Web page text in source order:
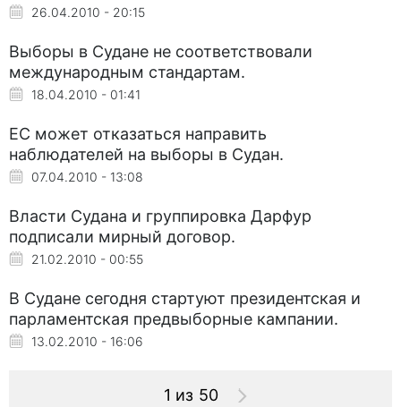
26.04.2010 - 20:15
Выборы в Судане не соответствовали
международным стандартам.
18.04.2010 - 01:41
ЕС может отказаться направить
наблюдателей на выборы в Судан.
07.04.2010 - 13:08
Власти Судана и группировка Дарфур
подписали мирный договор.
21.02.2010 - 00:55
В Судане сегодня стартуют президентская и
парламентская предвыборные кампании.
13.02.2010 - 16:06
1 из 50